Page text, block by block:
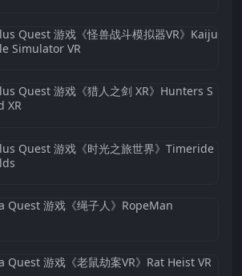
Quest 游戏《怪兽战斗模拟器VR》Kaiju
Simulator VR
Quest 游戏《猎人之剑 XR》Hunters S
XR
Quest 游戏《时光之旅世界》Timeride
Quest 游戏《绳子人》RopeMan
Quest 游戏《老鼠劫案VR》Rat Heist VR